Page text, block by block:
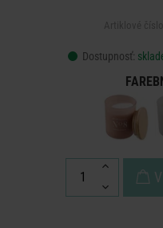
Dostupnosť: